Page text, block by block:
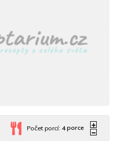
Počet porcí:4 porce